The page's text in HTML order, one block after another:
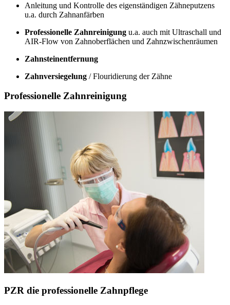
Anleitung und Kontrolle des eigenständigen Zähneputzens
u.a. durch Zahnanfärben
Professionelle Zahnreinigung u.a. auch mit Ultraschall und
AIR-Flow von Zahnoberflächen und Zahnzwischenräumen
Zahnsteinentfernung
Zahnversiegelung / Flouridierung der Zähne
Professionelle Zahnreinigung
PZR die professionelle Zahnpflege